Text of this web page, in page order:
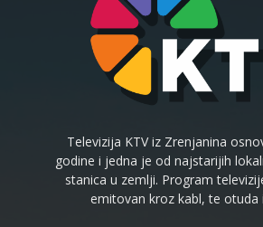
Televizija KTV iz Zrenjanina
godine i jedna je od najstarijih
stanica u zemlji. Program
emitovan kroz kabl, te otuda